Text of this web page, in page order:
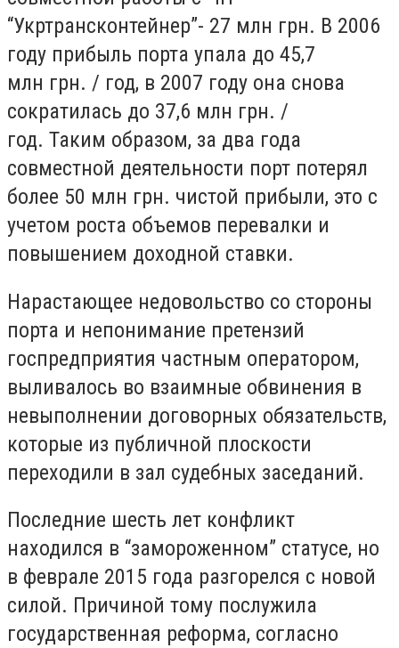
“Укртрансконтейнер”- 27 млн грн. В 2006
году прибыль порта упала до 45,7
млн грн. / год, в 2007 году она снова
сократилась до 37,6 млн грн. /
год. Таким образом, за два года
совместной деятельности порт потерял
более 50 млн грн. чистой прибыли, это с
учетом роста объемов перевалки и
повышением доходной ставки.
Нарастающее недовольство со стороны
порта и непонимание претензий
госпредприятия частным оператором,
выливалось во взаимные обвинения в
невыполнении договорных обязательств,
которые из публичной плоскости
переходили в зал судебных заседаний.
Последние шесть лет конфликт
находился в “замороженном” статусе, но
в феврале 2015 года разгорелся с новой
силой. Причиной тому послужила
государственная реформа, согласно